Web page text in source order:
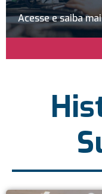
Acesse e saiba